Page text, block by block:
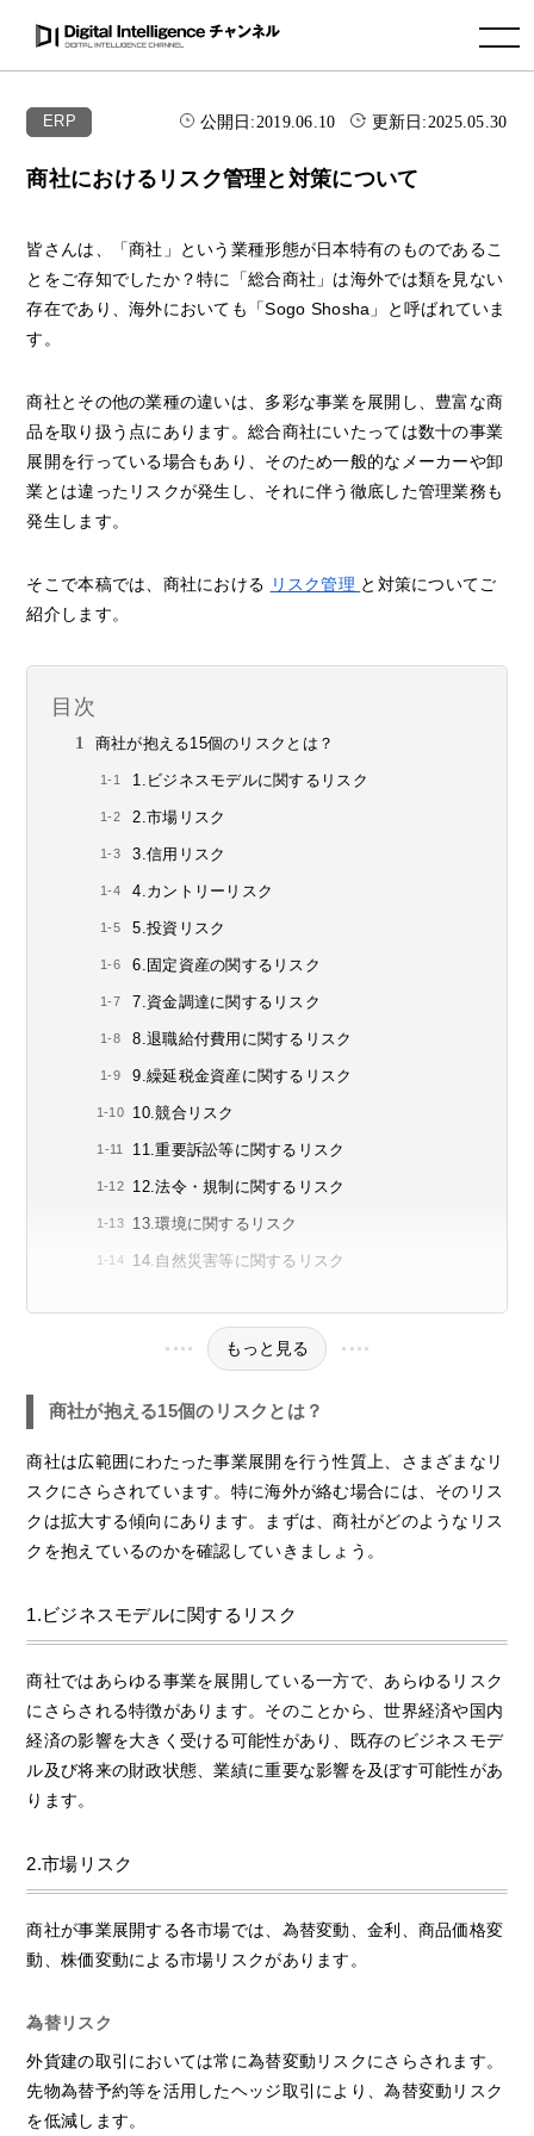
toggle navigation
ERP 公開日:2019.06.10 更新日:2025.05.30
商社におけるリスク管理と対策について
皆さんは、「商社」という業種形態が日本特有のものであるこ
とをご存知でしたか？特に「総合商社」は海外では類を見ない
存在であり、海外においても「Sogo Shosha」と呼ばれていま
す。
商社とその他の業種の違いは、多彩な事業を展開し、豊富な商
品を取り扱う点にあります。総合商社にいたっては数十の事業
展開を行っている場合もあり、そのため一般的なメーカーや卸
業とは違ったリスクが発生し、それに伴う徹底した管理業務も
発生します。
そこで本稿では、商社における リスク管理 と対策についてご
紹介します。
目次
商社が抱える15個のリスクとは？
1.ビジネスモデルに関するリスク
2.市場リスク
3.信用リスク
4.カントリーリスク
5.投資リスク
6.固定資産の関するリスク
7.資金調達に関するリスク
8.退職給付費用に関するリスク
9.繰延税金資産に関するリスク
10.競合リスク
11.重要訴訟等に関するリスク
12.法令・規制に関するリスク
13.環境に関するリスク
14.自然災害等に関するリスク
もっと見る
商社が抱える15個のリスクとは？
商社は広範囲にわたった事業展開を行う性質上、さまざまなリ
スクにさらされています。特に海外が絡む場合には、そのリス
クは拡大する傾向にあります。まずは、商社がどのようなリス
クを抱えているのかを確認していきましょう。
1.ビジネスモデルに関するリスク
商社ではあらゆる事業を展開している一方で、あらゆるリスク
にさらされる特徴があります。そのことから、世界経済や国内
経済の影響を大きく受ける可能性があり、既存のビジネスモデ
ル及び将来の財政状態、業績に重要な影響を及ぼす可能性があ
ります。
2.市場リスク
商社が事業展開する各市場では、為替変動、金利、商品価格変
動、株価変動による市場リスクがあります。
為替リスク
外貨建の取引においては常に為替変動リスクにさらされます。
先物為替予約等を活用したヘッジ取引により、為替変動リスク
を低減します。